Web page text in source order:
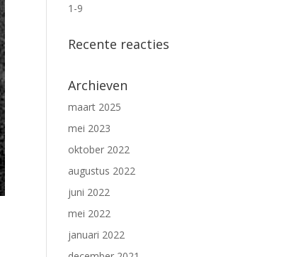
1-9
Recente reacties
Archieven
maart 2025
mei 2023
oktober 2022
augustus 2022
juni 2022
mei 2022
januari 2022